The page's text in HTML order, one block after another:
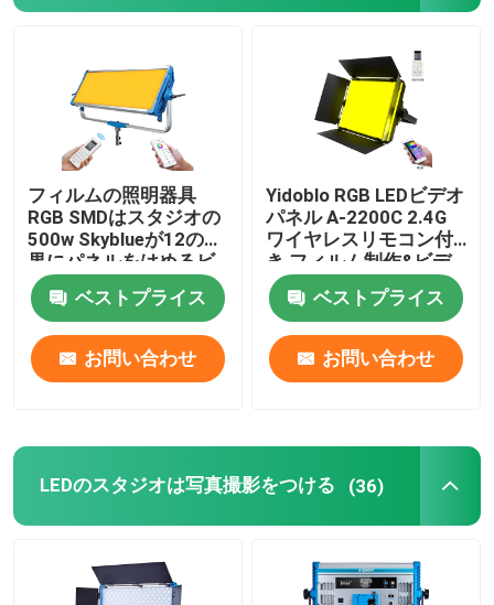
二重腕LEDの盛り土ライト
フィルムの照明器具
RGB SMDはスタジオの
500w Skyblueが12の効
果にパネルをはめるビ
デオ軽い写真撮影ライ
トを導いたベストプライス
お問い合わせ
Yidoblo RGB LEDビデオ
パネル A-2200C 2.4G
ワイヤレスリモコン付
き フィルム制作&ビデ
オ制作用 LEDライト
ベストプライス
お問い合わせ
LEDのスタジオは写真撮影をつける (36)